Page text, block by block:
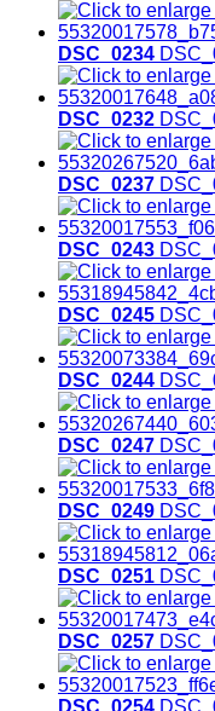
DSC_0234
DSC_0232
DSC_0237
DSC_0243
DSC_0245
DSC_0244
DSC_0247
DSC_0249
DSC_0251
DSC_0257
DSC_0254